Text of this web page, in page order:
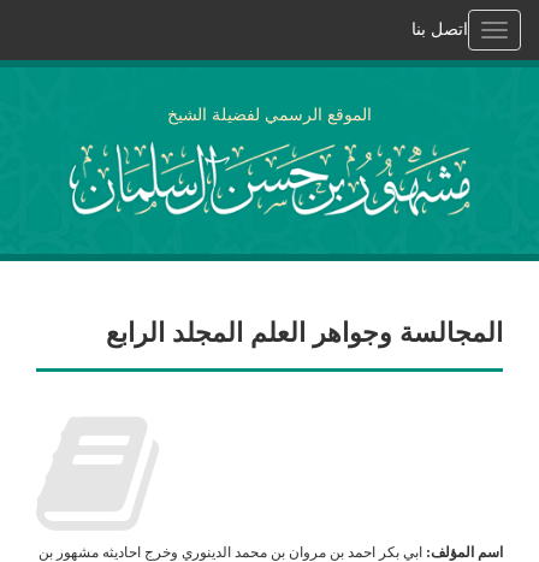
Toggle
navigation
اتصل بنا
الموقع الرسمي لفضيلة الشيخ
المجالسة وجواهر العلم المجلد الرابع
اسم المؤلف: ابي بكر احمد بن مروان بن محمد الدينوري وخرج احاديثه مشهور بن